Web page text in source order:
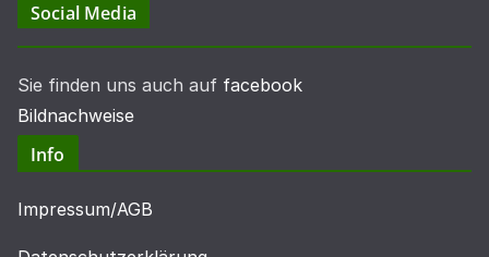
Social Media
Sie finden uns auch auf facebook
Bildnachweise
Info
Impressum/AGB